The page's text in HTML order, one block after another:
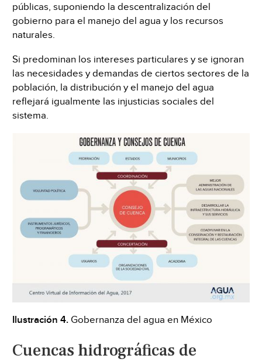
públicas, suponiendo la descentralización del
gobierno para el manejo del agua y los recursos
naturales.
Si predominan los intereses particulares y se ignoran
las necesidades y demandas de ciertos sectores de la
población, la distribución y el manejo del agua
reflejará igualmente las injusticias sociales del
sistema.
Ilustración 4. Gobernanza del agua en México
Cuencas hidrográficas de